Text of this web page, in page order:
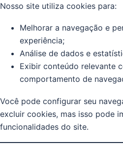
Nosso site utiliza cookies para:
Melhorar a navegação e
experiência;
Análise de dados e
Exibir conteúdo relevante
comportamento de
Você pode configurar seu
excluir cookies, mas isso pode
funcionalidades do site.